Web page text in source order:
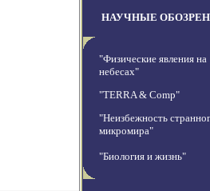
НАУЧНЫЕ
"Физические явления на
небесах"
"TERRA & Comp"
"Неизбежность
микромира"
"Биология и жизнь"